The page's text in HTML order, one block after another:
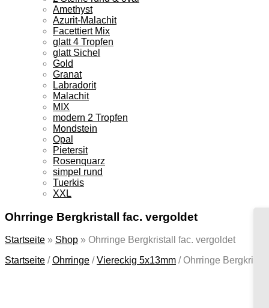
Amethyst
Azurit-Malachit
Facettiert Mix
glatt 4 Tropfen
glatt Sichel
Gold
Granat
Labradorit
Malachit
MIX
modern 2 Tropfen
Mondstein
Opal
Pietersit
Rosenquarz
simpel rund
Tuerkis
XXL
Ohrringe Bergkristall fac. vergoldet
Startseite » Shop » Ohrringe Bergkristall fac. vergoldet
Startseite /Ohrringe /Viereckig 5x13mm /Ohrringe